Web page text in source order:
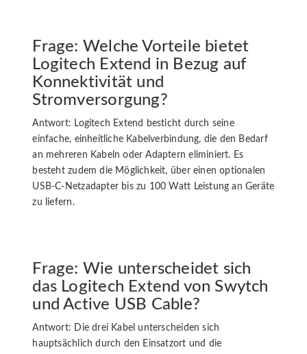
Frage: Welche Vorteile bietet
Logitech Extend in Bezug auf
Konnektivität und
Stromversorgung?
Antwort: Logitech Extend besticht durch seine
einfache, einheitliche Kabelverbindung, die den Bedarf
an mehreren Kabeln oder Adaptern eliminiert. Es
besteht zudem die Möglichkeit, über einen optionalen
USB-C-Netzadapter bis zu 100 Watt Leistung an Geräte
zu liefern.
Frage: Wie unterscheidet sich
das Logitech Extend von Swytch
und Active USB Cable?
Antwort: Die drei Kabel unterscheiden sich
hauptsächlich durch den Einsatzort und die